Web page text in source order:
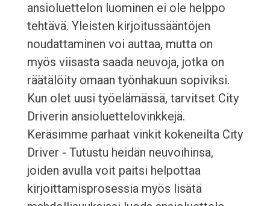
ansioluettelon luominen ei ole helppo
tehtävä. Yleisten kirjoitussääntöjen
noudattaminen voi auttaa, mutta on
myös viisasta saada neuvoja, jotka on
räätälöity omaan työnhakuun sopiviksi.
Kun olet uusi työelämässä, tarvitset City
Driverin ansioluettelovinkkejä.
Keräsimme parhaat vinkit kokeneilta City
Driver - Tutustu heidän neuvoihinsa,
joiden avulla voit paitsi helpottaa
kirjoittamisprosessia myös lisätä